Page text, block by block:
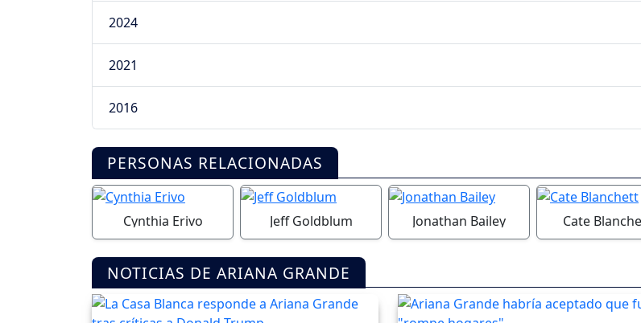
2024
2021
2016
PERSONAS RELACIONADAS
Cynthia Erivo Jeff Goldblum Jonathan Bailey Cate
NOTICIAS DE ARIANA GRANDE